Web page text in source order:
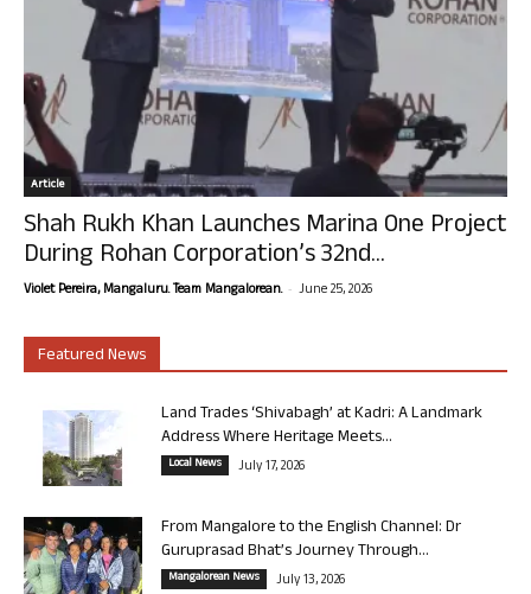
Article
Shah Rukh Khan Launches Marina One Project
During Rohan Corporation’s 32nd...
Violet Pereira, Mangaluru. Team Mangalorean. - June 25, 2026
Featured News
Land Trades ‘Shivabagh’ at Kadri: A Landmark
Address Where Heritage Meets...
Local News July 17, 2026
From Mangalore to the English Channel: Dr
Guruprasad Bhat’s Journey Through...
Mangalorean News July 13, 2026